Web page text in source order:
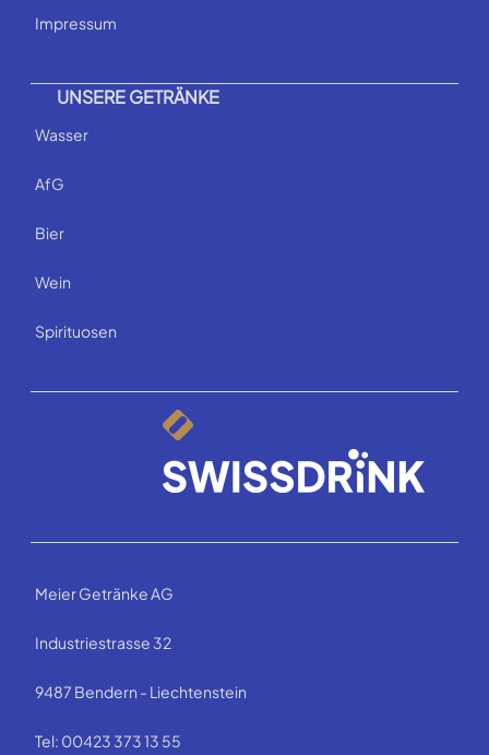
Impressum
UNSERE GETRÄNKE
Wasser
AfG
Bier
Wein
Spirituosen
Meier Getränke AG
Industriestrasse 32
9487 Bendern - Liechtenstein
Tel: 00423 373 13 55